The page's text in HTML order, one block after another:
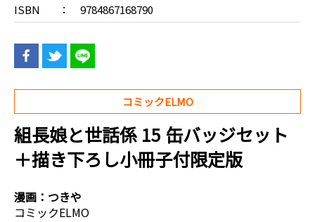
ISBN
9784867168790
コミックELMO
組長娘と世話係 15 缶バッジセット
＋描き下ろし小冊子付限定版
漫画： つきや
コミックELMO